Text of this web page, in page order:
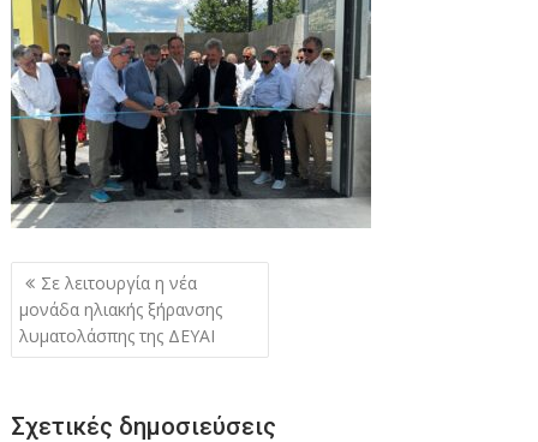
Πλοήγηση
άρθρων
Σε λειτουργία η νέα
μονάδα ηλιακής ξήρανσης
λυματολάσπης της ΔΕΥΑΙ
Σχετικές δημοσιεύσεις